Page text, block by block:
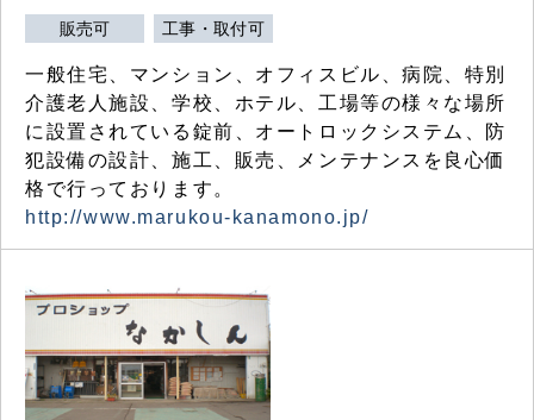
販売可 工事・取付可
一般住宅、マンション、オフィスビル、病院、特別
介護老人施設、学校、ホテル、工場等の様々な場所
に設置されている錠前、オートロックシステム、防
犯設備の設計、施工、販売、メンテナンスを良心価
格で行っております。
http://www.marukou-kanamono.jp/